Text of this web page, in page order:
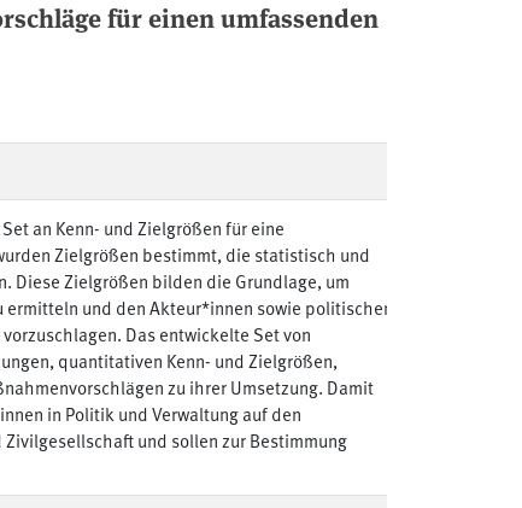
für einen umfassenden
an Kenn- und Zielgrößen für eine
Zielgrößen bestimmt, die statistisch und
Zielgrößen bilden die Grundlage, um
und den Akteur*innen sowie politischen
Das entwickelte Set von
quantitativen Kenn- und Zielgrößen,
zu ihrer Umsetzung. Damit
in Politik und Verwaltung auf den
und sollen zur Bestimmung